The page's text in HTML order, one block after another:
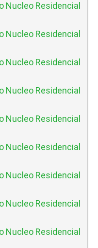
Nucleo Residencial
Nucleo Residencial
Nucleo Residencial
Nucleo Residencial
Nucleo Residencial
Nucleo Residencial
Nucleo Residencial
Nucleo Residencial
Nucleo Residencial